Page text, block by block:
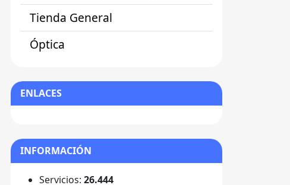
Tienda General
Óptica
ENLACES
INFORMACIÓN
Servicios: 26.444